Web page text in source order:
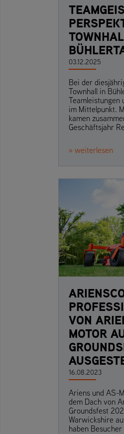
03.12.2025
Bei der
Townhall in
Teamleistungen
im Mittelpunkt.
kamen
Geschäftsjahr
» weiterlesen
VON
MOTOR
16.08.2023
Ariens und AS-
dem Dach von
Groundsfest
Warwickshire
haben